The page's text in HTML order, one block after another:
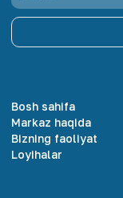
Bosh sahifa
Markaz haqida
Bizning faoliyat
Loyihalar